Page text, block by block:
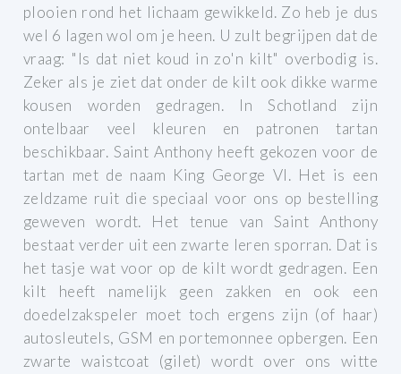
plooien rond het lichaam gewikkeld. Zo heb je dus
wel 6 lagen wol om je heen. U zult begrijpen dat de
vraag: "Is dat niet koud in zo'n kilt" overbodig is.
Zeker als je ziet dat onder de kilt ook dikke warme
kousen worden gedragen. In Schotland zijn
ontelbaar veel kleuren en patronen tartan
beschikbaar. Saint Anthony heeft gekozen voor de
tartan met de naam King George VI. Het is een
zeldzame ruit die speciaal voor ons op bestelling
geweven wordt. Het tenue van Saint Anthony
bestaat verder uit een zwarte leren sporran. Dat is
het tasje wat voor op de kilt wordt gedragen. Een
kilt heeft namelijk geen zakken en ook een
doedelzakspeler moet toch ergens zijn (of haar)
autosleutels, GSM en portemonnee opbergen. Een
zwarte waistcoat (gilet) wordt over ons witte